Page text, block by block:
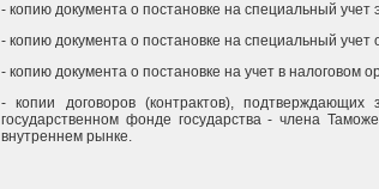
- копию документа о постановке на специальный учет
- копию документа о постановке на специальный учет
- копию документа о постановке на учет в налоговом
- копии договоров (контрактов),
государственном фонде государства - члена
внутреннем рынке.